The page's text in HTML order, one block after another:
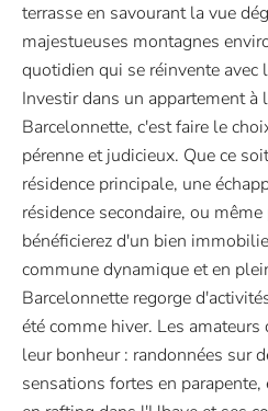
terrasse en savourant la vue
majestueuses montagnes
quotidien qui se réinvente avec
Investir dans un appartement à
Barcelonnette, c'est faire le
pérenne et judicieux. Que ce
résidence principale, une
résidence secondaire, ou
bénéficierez d'un bien
commune dynamique et en
Barcelonnette regorge
été comme hiver. Les
leur bonheur : randonnées sur
sensations fortes en